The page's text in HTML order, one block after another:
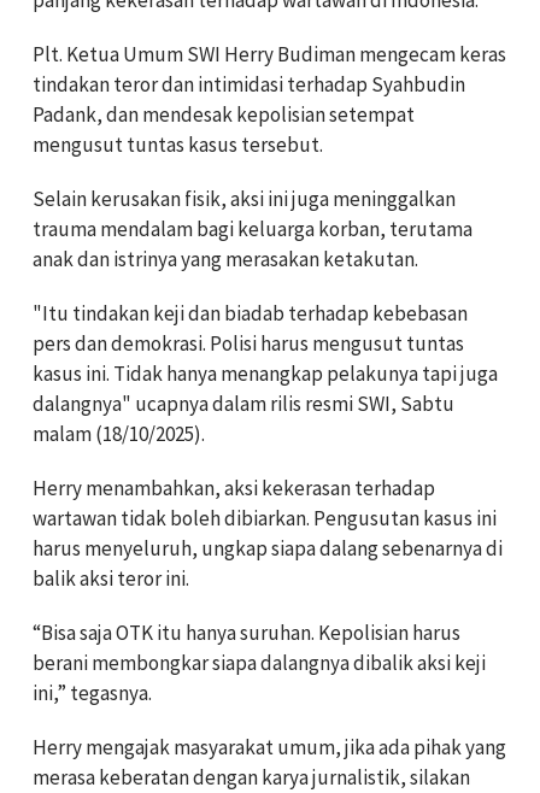
Plt. Ketua Umum SWI Herry Budiman mengecam keras
tindakan teror dan intimidasi terhadap Syahbudin
Padank, dan mendesak kepolisian setempat
mengusut tuntas kasus tersebut.
Selain kerusakan fisik, aksi ini juga meninggalkan
trauma mendalam bagi keluarga korban, terutama
anak dan istrinya yang merasakan ketakutan.
"Itu tindakan keji dan biadab terhadap kebebasan
pers dan demokrasi. Polisi harus mengusut tuntas
kasus ini. Tidak hanya menangkap pelakunya tapi juga
dalangnya" ucapnya dalam rilis resmi SWI, Sabtu
malam (18/10/2025).
Herry menambahkan, aksi kekerasan terhadap
wartawan tidak boleh dibiarkan. Pengusutan kasus ini
harus menyeluruh, ungkap siapa dalang sebenarnya di
balik aksi teror ini.
“Bisa saja OTK itu hanya suruhan. Kepolisian harus
berani membongkar siapa dalangnya dibalik aksi keji
ini,” tegasnya.
Herry mengajak masyarakat umum, jika ada pihak yang
merasa keberatan dengan karya jurnalistik, silakan